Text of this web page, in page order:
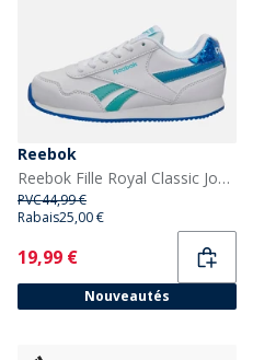
Reebok
Reebok Fille Royal Classic Jog 3.0 Baskets Blanc/Aqua/Optimum Blue
PVC44,99 €
Rabais25,00 €
Current
19,99 €
Nouveautés